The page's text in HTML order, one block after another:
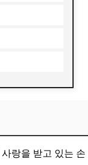
랑을 받고 있는 손